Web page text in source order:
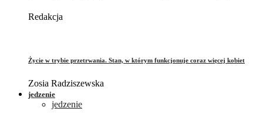
Redakcja
Życie w trybie przetrwania. Stan, w którym funkcjonuje coraz więcej kobiet
Zosia Radziszewska
jedzenie
jedzenie